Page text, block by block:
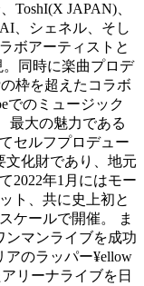
ToshI(X JAPAN)、
、シェネル、そし
ボアーティストと
。同時に楽曲プロデ
枠を超えたコラボ
でのミュージック
最大の魅力である
セルフプロデュー
文化財であり、地元
2022年1月にはモー
ト、共に史上初と
ケールで開催。 ま
ンマンライブを成功
アのラッパー¥ellow
リーナライブを日